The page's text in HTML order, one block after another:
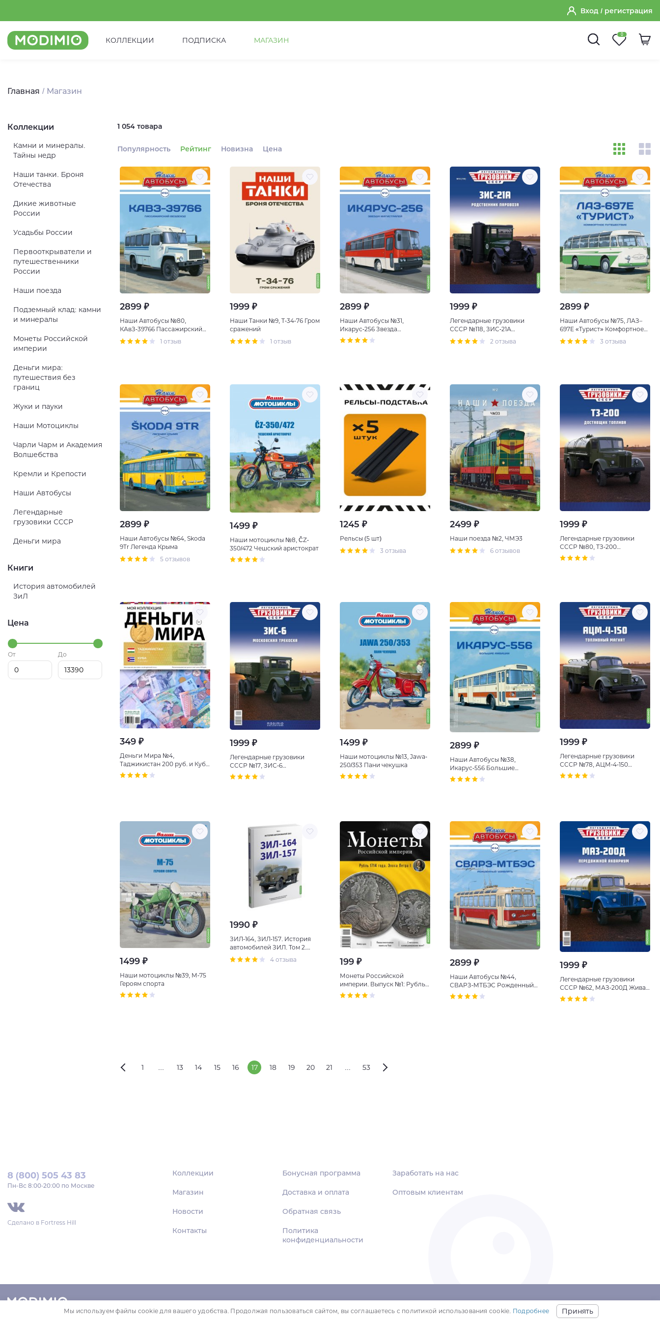
Вход / регистрация
КОЛЛЕКЦИИ ПОДПИСКА МАГАЗИН
0
Главная Магазин
Коллекции
Камни и минералы.
Тайны недр
Наши танки. Броня
Отечества
Дикие животные
России
Усадьбы России
Первооткрыватели и
путешественники
России
Наши поезда
Подземный клад: камни
и минералы
Монеты Российской
империи
Деньги мира:
путешествия без
границ
Жуки и пауки
Наши Мотоциклы
Чарли Чарм и Академия
Волшебства
Кремли и Крепости
Наши Автобусы
Легендарные
грузовики СССР
Деньги мира
Книги
История автомобилей
ЗиЛ
Цена
От До
1 054 товара
Популярность Рейтинг Новизна Цена
2899 ₽
Наши Автобусы №80,
КАвЗ-39766 Пассажирский
вездеход
1 отзыв
1999 ₽
Наши Танки №9, T-34-76 Гром
сражений
1 отзыв
2899 ₽
Наши Автобусы №31,
Икарус-256 Звезда
магистралей
1999 ₽
Легендарные грузовики
СССР №118, ЗИС-21А
Родственник паровоза
2 отзыва
2899 ₽
Наши Автобусы №75, ЛАЗ–
697Е «Турист» Комфортное
путешествие
3 отзыва
2899 ₽
Наши Автобусы №64, Skoda
9Tr Легенда Крыма
5 отзывов
1499 ₽
Наши мотоциклы №8, ČZ-
350/472 Чешский аристократ
1245 ₽
Рельсы (5 шт)
3 отзыва
2499 ₽
Наши поезда №2, ЧМЭ3
6 отзывов
1999 ₽
Легендарные грузовики
СССР №80, ТЗ-200
Доставщик топлива
349 ₽
Деньги Мира №4,
Таджикистан 200 руб. и Куба
1 Центаво
1999 ₽
Легендарные грузовики
СССР №17, ЗИС-6
Московская Трехоска
1499 ₽
Наши мотоциклы №13, Jawa-
250/353 Пани чекушка
2899 ₽
Наши Автобусы №38,
Икарус-556 Большие
амбиции
1999 ₽
Легендарные грузовики
СССР №78, АЦМ-4-150
Топливный магнат
1499 ₽
Наши мотоциклы №39, М-75
Героям спорта
1990 ₽
ЗИЛ-164, ЗИЛ-157. История
автомобилей ЗИЛ. Том 2.
Шелепенков М.А.
4 отзыва 199 ₽
Монеты Российской
империи. Выпуск №1: Рубль
1714 года. Эпоха Петра I
2899 ₽
Наши Автобусы №44,
СВАРЗ-МТБЭС Рожденный
удивлять
1999 ₽
Легендарные грузовики
СССР №62, МАЗ-200Д Живая
рыба
1 ... 13 14 15 16 17 18 19 20 21 ... 53
8 (800) 505 43 83
Пн‑Вс 8:00-20:00 по Москве
Сделано в Fortress Hill
Коллекции
Магазин
Новости
Контакты
Бонусная программа
Доставка и оплата
Обратная связь
Политика
конфиденциальности
Заработать на нас
Оптовым клиентам
© 2018-2026,ООО «МОДИМИО»
Мы используем файлы cookie для вашего удобства. Продолжая пользоваться сайтом, вы соглашаетесь с политикой использования cookie. Подробнее Принять